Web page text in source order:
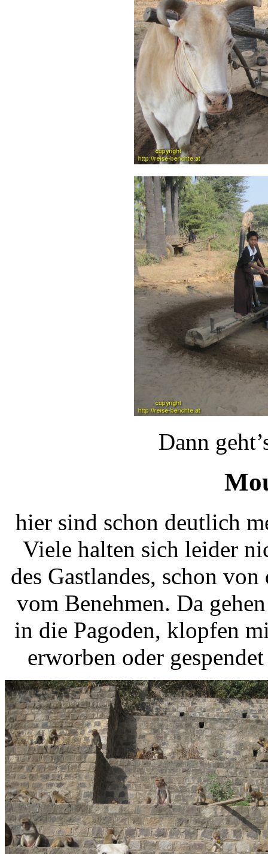
Dann
hier sind schon deutlich
Viele halten sich leider
des Gastlandes, schon
vom Benehmen. Da
in die Pagoden, klopfen
erworben oder